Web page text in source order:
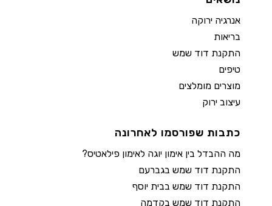
אנרגיה ירוקה
בריאות
התקנת דוד שמש
טיפים
מוצרים מומלצים
עיצוב ירוק
כתבות שפורסמו לאחרונה
מה ההבדל בין אימון יוגה לאימון פילאטיס?
התקנת דוד שמש בגברעם
התקנת דוד שמש בבית יוסף
התקנת דוד שמש בקדמה